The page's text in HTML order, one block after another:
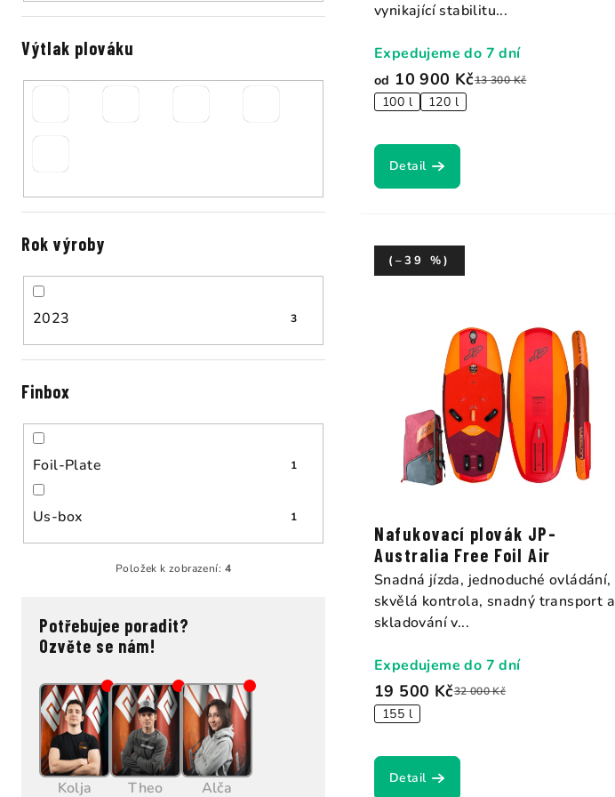
Výtlak plováku
Rok výroby
2023 3
Finbox
Foil-Plate 1
Us-box 1
Položek k zobrazení: 4
Potřebujee poradit?
Ozvěte se nám!
Kolja Theo Alča
od 10 900 Kč13 300 Kč
100 l 120 l
Expedujeme do 7 dní
Detail
vynikající stabilitu...
Nafukovací plovák JP-
Australia Free Foil Air
19 500 Kč32 000 Kč
(–39 %)
155 l
Expedujeme do 7 dní
Detail
Snadná jízda, jednoduché ovládání,
skvělá kontrola, snadný transport a
skladování v...